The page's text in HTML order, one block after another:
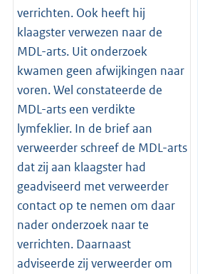
verrichten. Ook heeft hij
klaagster verwezen naar de
MDL-arts. Uit onderzoek
kwamen geen afwijkingen naar
voren. Wel constateerde de
MDL-arts een verdikte
lymfeklier. In de brief aan
verweerder schreef de MDL-arts
dat zij aan klaagster had
geadviseerd met verweerder
contact op te nemen om daar
nader onderzoek naar te
verrichten. Daarnaast
adviseerde zij verweerder om